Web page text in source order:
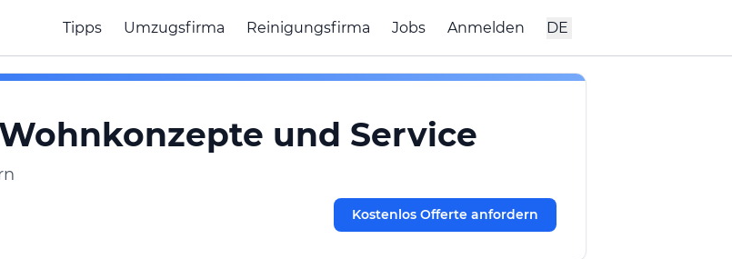
Tipps Umzugsfirma Reinigungsfirma Jobs Anmelden DE
und Service
Kostenlos Offerte anfordern